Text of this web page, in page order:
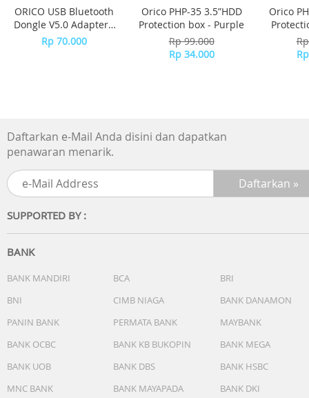
ORICO USB Bluetooth
Dongle V5.0 Adapter -
BTA-508 - WHITE
Rp 70.000
Orico PHP-35 3.5”HDD
Protection box - Purple
Rp 99.000
Rp 34.000
Orico
Daftarkan e-Mail Anda disini dan dapatkan
penawaran menarik.
SUPPORTED BY :
BANK
BANK MANDIRI BCA
BRI
BNI
CIMB NIAGA
BANK DANAMON
PANIN BANK
PERMATA BANK
MAYBANK
BANK OCBC
BANK KB BUKOPIN
BANK MEGA
BANK UOB
BANK DBS
BANK HSBC
MNC BANK
BANK MAYAPADA
BANK DKI